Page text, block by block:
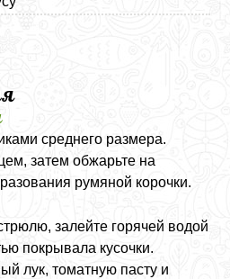
среднего размера.
затем обжарьте на
румяной корочки.
залейте горячей водой
покрывала кусочки.
лук, томатную пасту и